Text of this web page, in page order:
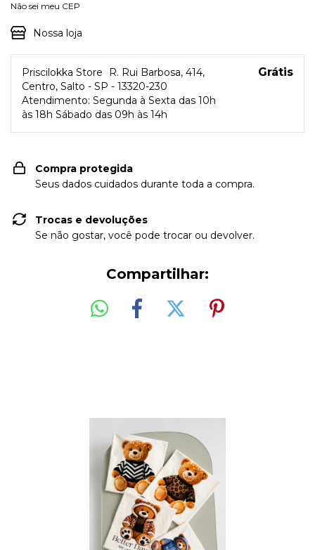
Não sei meu CEP
Nossa loja
Priscilokka Store
R. Rui Barbosa, 414,
Centro, Salto - SP - 13320-230
Atendimento: Segunda à Sexta das 10h
às 18h Sábado das 09h às 14h
Grátis
Compra protegida
Seus dados cuidados durante toda a compra.
Trocas e devoluções
Se não gostar, você pode trocar ou devolver.
Compartilhar: